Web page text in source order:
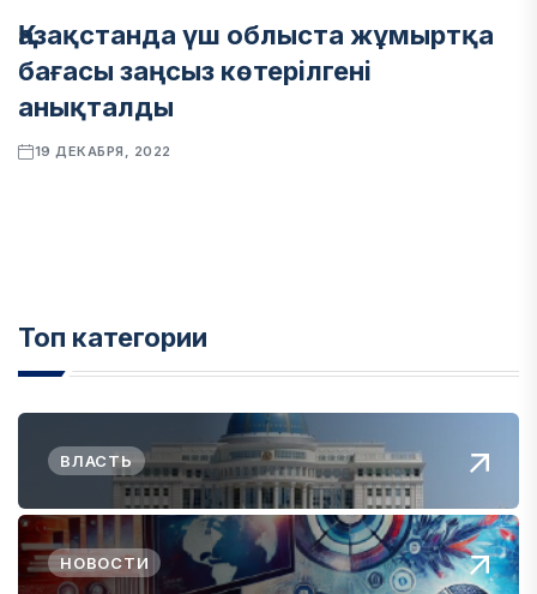
Қазақстанда үш облыста жұмыртқа
бағасы заңсыз көтерілгені
анықталды
19 ДЕКАБРЯ, 2022
Топ категории
ВЛАСТЬ
НОВОСТИ